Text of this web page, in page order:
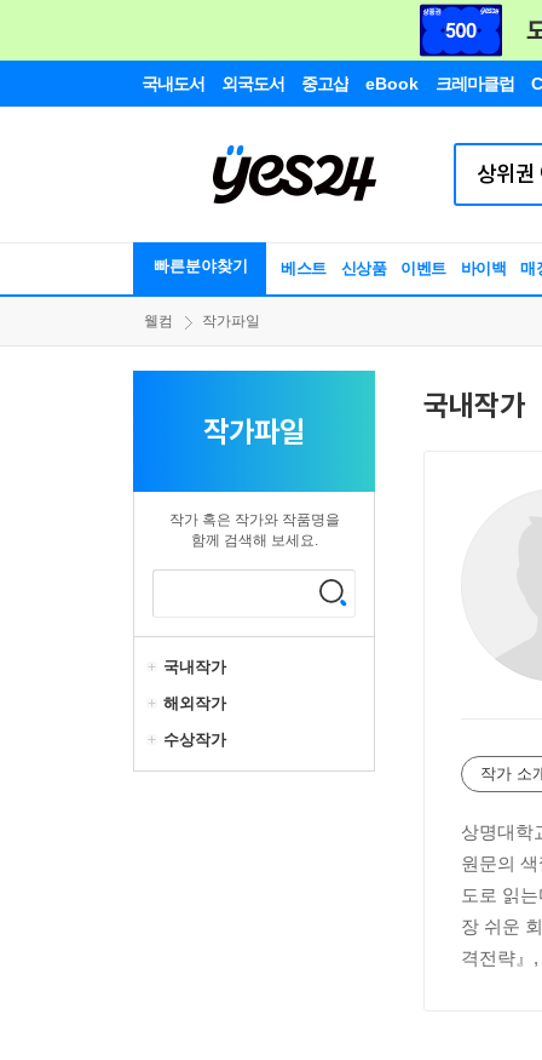
국내도서 외국도서 중고샵 eBook 크레마클럽
빠른분야찾기 베스트 신상품 이벤트 바이백 매
웰컴 작가파일
작가파일
작가 혹은 작가와 작품명을
함께 검색해 보세요.
국내작가
해외작가
수상작가
국내작가
작가 소
상명대학
원문의
도로 읽
장 쉬운
격전략』